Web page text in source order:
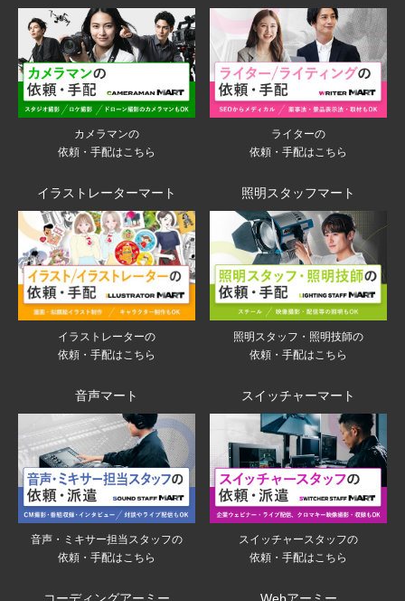
カメラマンの
依頼・手配はこちら
ライターの
依頼・手配はこちら
イラストレーターマート
イラストレーターの
依頼・手配はこちら
照明スタッフマート
照明スタッフ・照明技師の
依頼・手配はこちら
音声マート
音声・ミキサー担当スタッフの
依頼・手配はこちら
スイッチャーマート
スイッチャースタッフの
依頼・手配はこちら
コーディングアーミー Webアーミー